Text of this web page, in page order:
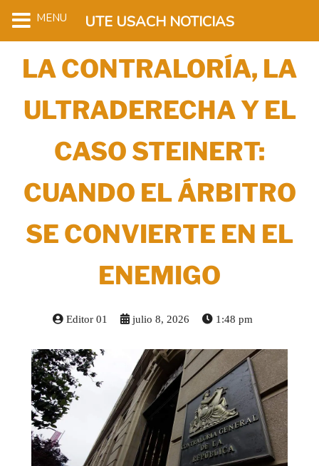
LA CONTRALORÍA, LA
ULTRADERECHA Y EL
CASO STEINERT:
CUANDO EL ÁRBITRO
SE CONVIERTE EN EL
ENEMIGO
Editor 01 julio 8, 2026 1:48 pm
MENU UTE USACH NOTICIAS